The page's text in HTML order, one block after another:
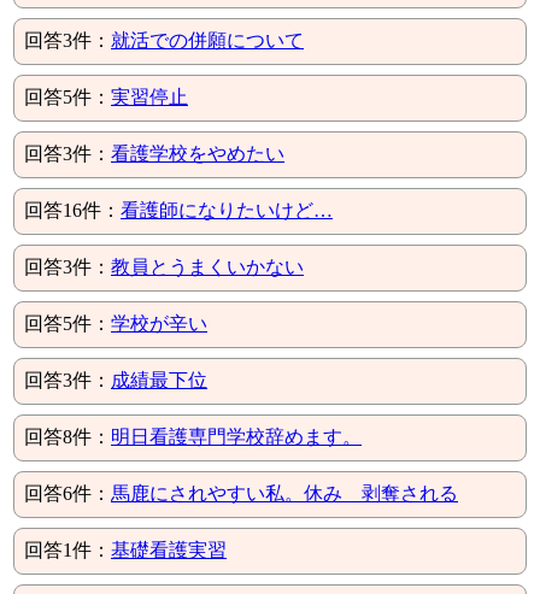
回答3件： 就活での併願について
回答5件： 実習停止
回答3件： 看護学校をやめたい
回答16件： 看護師になりたいけど…
回答3件： 教員とうまくいかない
回答5件： 学校が辛い
回答3件： 成績最下位
回答8件： 明日看護専門学校辞めます。
回答6件： 馬鹿にされやすい私。休み 剥奪される
回答1件： 基礎看護実習